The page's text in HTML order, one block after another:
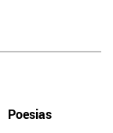
Poesias